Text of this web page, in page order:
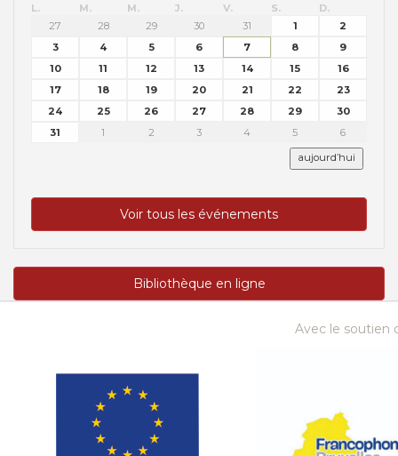
L. M. M. J. V. S.
D.
27
28 29 30 31 1
2
3
4 5 6 7 8
9
10
11 12 13 14 15
16
17
18 19 20 21 22
23
24
25 26 27 28 29
30
31
1 2 3 4 5 6
aujourd’hui
Voir tous les événements
Bibliothèque en ligne
Avec le soutien